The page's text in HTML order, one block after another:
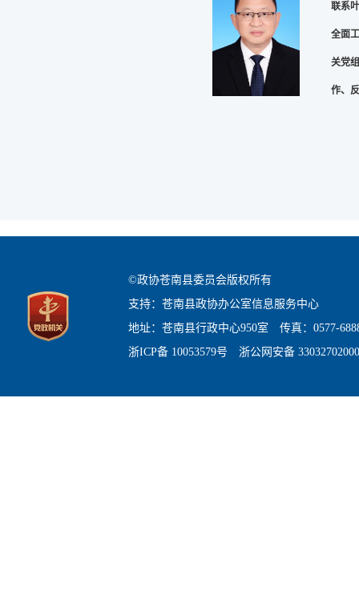
联系
全面
关党
作、
©政协苍南县委员会版权所有
支持：苍南县政协办公室信息服务中心
地址：苍南县行政中心950室 传真：0577-
浙ICP备 10053579号 浙公网安备